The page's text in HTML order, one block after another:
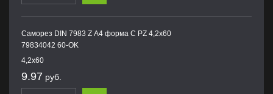
Саморез DIN 7983 Z А4 форма С PZ 4,2х60
79834042 60-OK
4,2х60
9.97 руб.